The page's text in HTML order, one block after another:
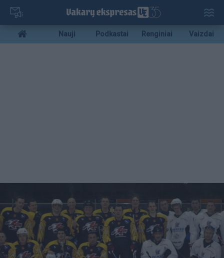
Pereiti
pagrindinį
turinį
Mobile
menu
Nauji Podkastai Renginiai Vaizdai